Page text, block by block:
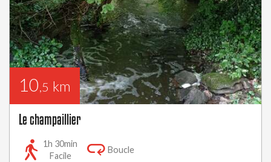
10,5 km
Le champaillier
1h 30min
Facile
Boucle